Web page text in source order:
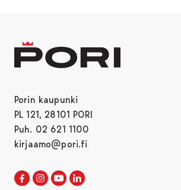
Porin kaupunki
PL 121, 28101 PORI
Puh. 02 621 1100
kirjaamo@pori.fi
Porin kaupunki Facebookissa
Avautuu uudessa välilehdessä
Porin kaupunki Instagramissa
Avautuu uudessa välilehdessä
Porin kaupunki Youtubessa
Avautuu uudessa